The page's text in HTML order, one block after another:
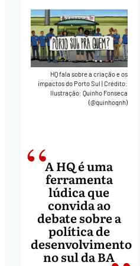
HQ fala sobre a criação e os
impactos do Porto Sul Crédito:
Ilustração: Quinho Fonseca
(@quinhoqnh)
A HQ é uma
ferramenta
lúdica que
convida ao
debate sobre a
política de
desenvolvimento
no sul da BA